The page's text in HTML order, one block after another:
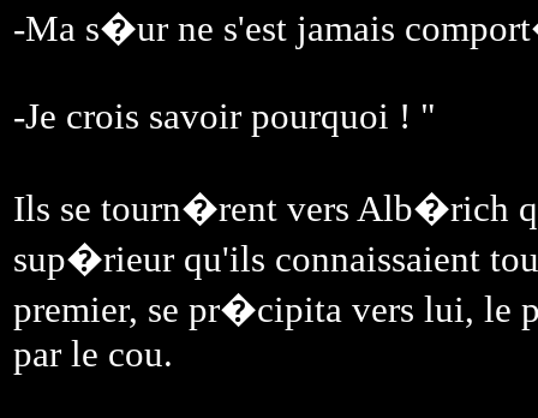
-Ma s�ur ne s'est jamais
-Je crois savoir pourquoi ! "
Ils se tourn�rent vers Alb�rich
sup�rieur qu'ils connaissaient
premier, se pr�cipita vers lui, le
par le cou.